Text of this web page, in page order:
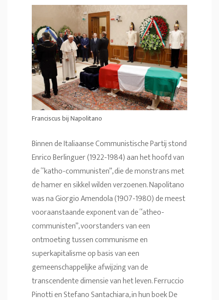
Franciscus bij Napolitano
Binnen de Italiaanse Communistische Partij stond
Enrico Berlinguer (1922-1984) aan het hoofd van
de “katho-communisten”, die de monstrans met
de hamer en sikkel wilden verzoenen. Napolitano
was na Giorgio Amendola (1907-1980) de meest
vooraanstaande exponent van de “atheo-
communisten”, voorstanders van een
ontmoeting tussen communisme en
superkapitalisme op basis van een
gemeenschappelijke afwijzing van de
transcendente dimensie van het leven. Ferruccio
Pinotti en Stefano Santachiara, in hun boek De